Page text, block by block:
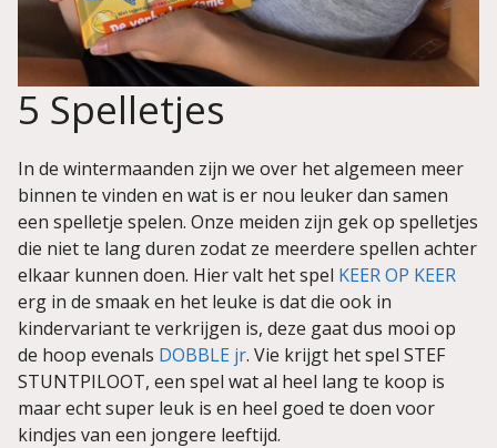
5 Spelletjes
In de wintermaanden zijn we over het algemeen meer
binnen te vinden en wat is er nou leuker dan samen
een spelletje spelen. Onze meiden zijn gek op spelletjes
die niet te lang duren zodat ze meerdere spellen achter
elkaar kunnen doen. Hier valt het spel KEER OP KEER
erg in de smaak en het leuke is dat die ook in
kindervariant te verkrijgen is, deze gaat dus mooi op
de hoop evenals DOBBLE jr. Vie krijgt het spel STEF
STUNTPILOOT, een spel wat al heel lang te koop is
maar echt super leuk is en heel goed te doen voor
kindjes van een jongere leeftijd.